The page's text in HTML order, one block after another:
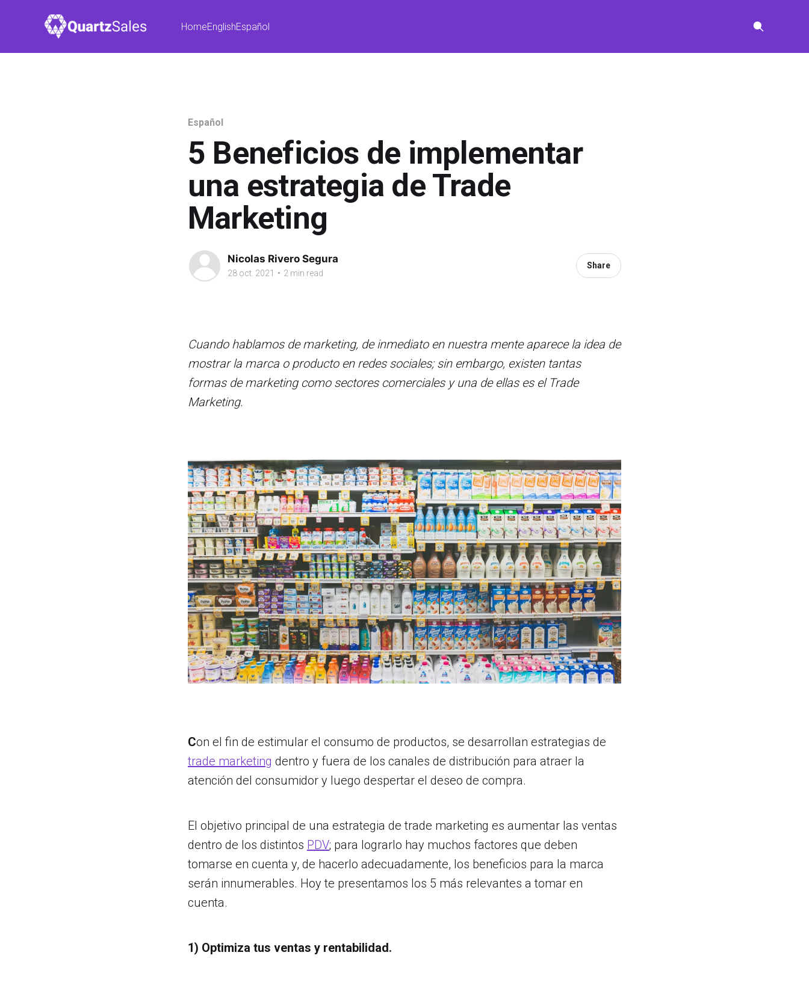
HomeEnglishEspañol
Español
5 Beneficios de implementar
una estrategia de Trade
Marketing
Nicolas Rivero Segura
28 oct. 2021 • 2 min read
Share
Cuando hablamos de marketing, de inmediato en nuestra mente aparece la idea de
mostrar la marca o producto en redes sociales; sin embargo, existen tantas
formas de marketing como sectores comerciales y una de ellas es el Trade
Marketing.
Con el fin de estimular el consumo de productos, se desarrollan estrategias de
trade marketing dentro y fuera de los canales de distribución para atraer la
atención del consumidor y luego despertar el deseo de compra.
El objetivo principal de una estrategia de trade marketing es aumentar las ventas
dentro de los distintos PDV; para lograrlo hay muchos factores que deben
tomarse en cuenta y, de hacerlo adecuadamente, los beneficios para la marca
serán innumerables. Hoy te presentamos los 5 más relevantes a tomar en
cuenta.
1) Optimiza tus ventas y rentabilidad.